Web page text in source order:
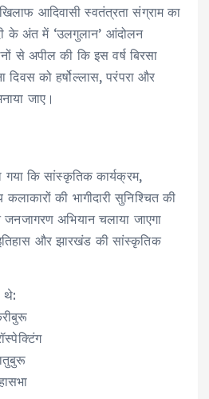
आदिवासी स्वतंत्रता संग्राम का
के अंत में ‘उलगुलान’ आंदोलन
से अपील की कि इस वर्ष बिरसा
को हर्षोल्लास, परंपरा और
जाए।
गया कि सांस्कृतिक कार्यक्रम,
की भागीदारी सुनिश्चित की
अभियान चलाया जाएगा
और झारखंड की सांस्कृतिक
थे: